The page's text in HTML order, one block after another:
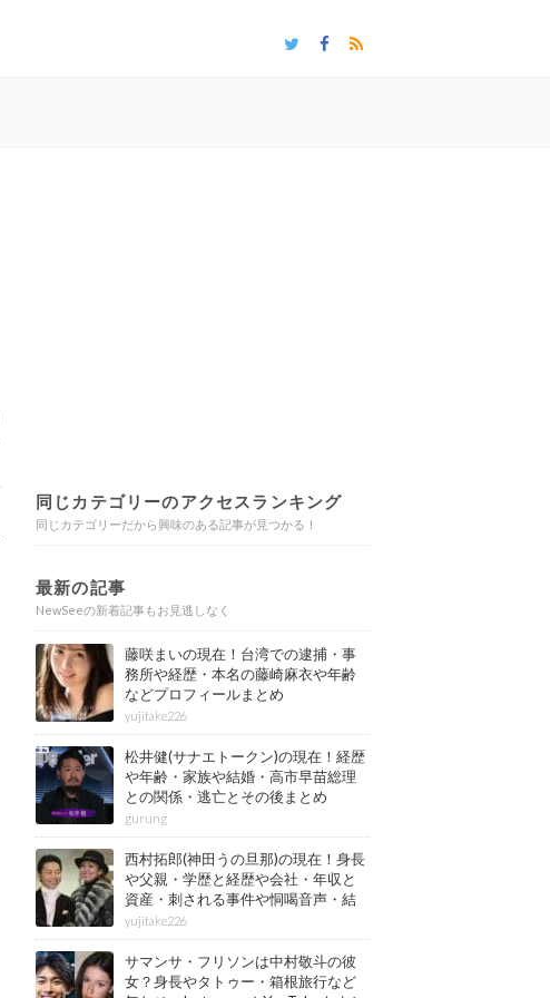
同じカテゴリーのアクセスランキング
同じカテゴリーだから興味のある記事が見つかる！
最新の記事
NewSeeの新着記事もお見逃しなく
藤咲まいの現在！台湾での逮捕・事
務所や経歴・本名の藤崎麻衣や年齢
などプロフィールまとめ
yujitake226
松井健(サナエトークン)の現在！経歴
や年齢・家族や結婚・高市早苗総理
との関係・逃亡とその後まとめ
gurung
西村拓郎(神田うの旦那)の現在！身長
や父親・学歴と経歴や会社・年収と
資産・刺される事件や恫喝音声・結
婚と子供や自宅・脳梗塞の病気もま
とめ
yujitake226
サマンサ・フリソンは中村敬斗の彼
女？身長やタトゥー・箱根旅行など